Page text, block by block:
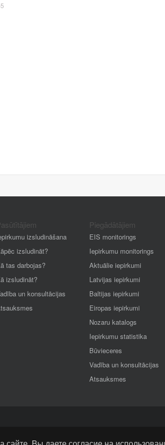
izsludināšana
izsludināt?
tas darbojas?
izsludināt?
un konsultācijas
Piegādātājiem
EIS monitorings
Iepirkumu monitorings
Aktuālie iepirkumi
Latvijas iepirkumi
Baltijas iepirkumi
Eiropas iepirkumi
Nozaru katalogs
Iepirkumu statistika
Būvieceres
Vadība un konsultācijas
Atsauksmes